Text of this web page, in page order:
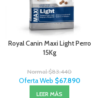
Royal Canin Maxi Light Perro
15Kg
Normal$83.440
Oferta Web $67.890
LEER MÁS